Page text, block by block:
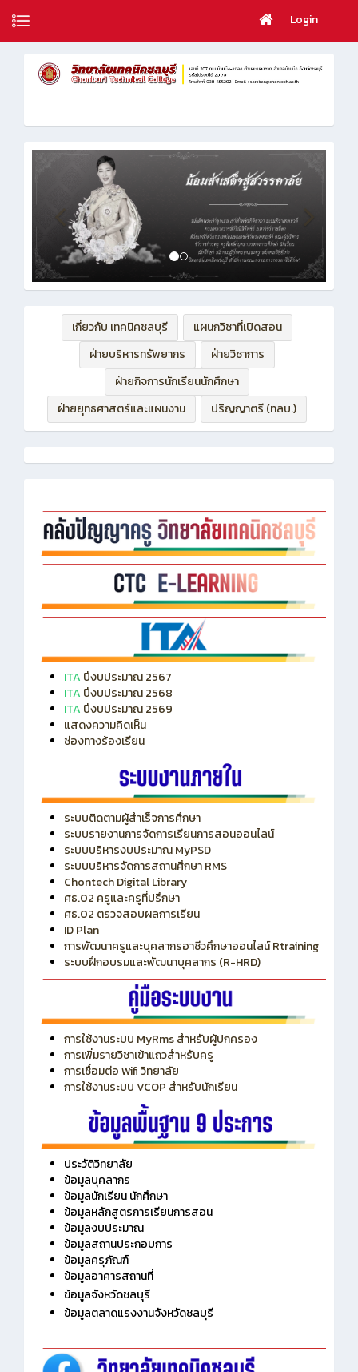
Login
เกี่ยวกับ เทคนิคชลบุรี
แผนกวิชาที่เปิดสอน
ฝ่ายบริหารทรัพยากร
ฝ่ายวิชาการ
ฝ่ายกิจการนักเรียนนักศึกษา
ฝ่ายยุทธศาสตร์และแผนงาน
ปริญญาตรี (ทลบ.)
ITA ปีงบประมาณ 2567
ITA ปีงบประมาณ 2568
ITA ปีงบประมาณ 2569
แสดงความคิดเห็น
ช่องทางร้องเรียน
ระบบติดตามผู้สำเร็จการศึกษา
ระบบรายงานการจัดการเรียนการสอนออนไลน์
ระบบบริหารงบประมาณ MyPSD
ระบบบริหารจัดการสถานศึกษา RMS
Chontech Digital Library
ศธ.02 ครูและครูที่ปรึกษา
ศธ.02 ตรวจสอบผลการเรียน
ID Plan
การพัฒนาครูและบุคลากรอาชีวศึกษาออนไลน์ Rtraining
ระบบฝึกอบรมและพัฒนาบุคลากร (R-HRD)
การใช้งานระบบ MyRms สำหรับผู้ปกครอง
การเพิ่มรายวิชาเข้าแถวสำหรับครู
การเชื่อมต่อ Wifi วิทยาลัย
การใช้งานระบบ VCOP สำหรับนักเรียน
ประวัติวิทยาลัย
ข้อมูลบุคลากร
ข้อมูลนักเรียน นักศึกษา
ข้อมูลหลักสูตรการเรียนการสอน
ข้อมูลงบประมาณ
ข้อมูลสถานประกอบการ
ข้อมูลครุภัณฑ์
ข้อมูลอาคารสถานที่
ข้อมูลจังหวัดชลบุรี
ข้อมูลตลาดแรงงานจังหวัดชลบุรี